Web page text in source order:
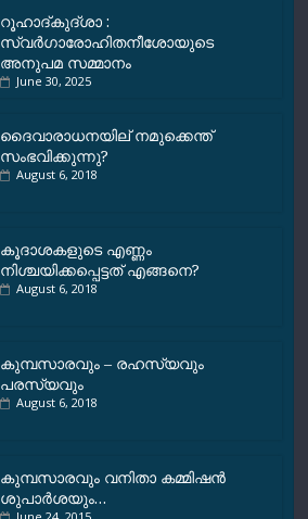
റൂഹാദ്‌കുദ്‌ശാ :
സ്വർഗാരോഹിതനീശോയുടെ
അനുപമ സമ്മാനം
June 30, 2025
ദൈവാരാധനയില് നമുക്കെന്ത്
സംഭവിക്കുന്നു?
August 6, 2018
കൂദാശകളുടെ എണ്ണം
നിശ്ചയിക്കപ്പെട്ടത് എങ്ങനെ?
August 6, 2018
കുമ്പസാരവും – രഹസ്യവും
പരസ്യവും
August 6, 2018
കുമ്പസാരവും വനിതാ കമ്മിഷന്‍
ശുപാര്‍ശയും…